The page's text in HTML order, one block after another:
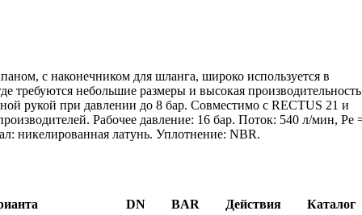
с наконечником для шланга, широко используется в
требуются небольшие размеры и высокая производительность
рукой при давлении до 8 бар. Совместимо с RECTUS 21 и
Рабочее давление: 16 бар. Поток: 540 л/мин, Pe
никелированная латунь. Уплотнение: NBR.
DN BAR Действия Каталог